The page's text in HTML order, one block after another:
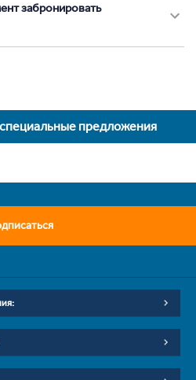
забронировать
предложения